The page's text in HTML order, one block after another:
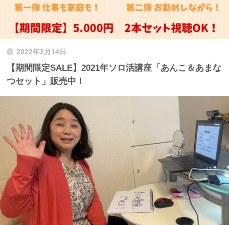
2022年2月14日
【期間限定SALE】2021年ソロ活講座「あんこ＆あまな
つセット」販売中！